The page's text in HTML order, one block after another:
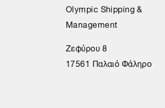
Olympic Shipping &
Management
Ζεφύρου 8
17561 Παλαιό Φάληρο